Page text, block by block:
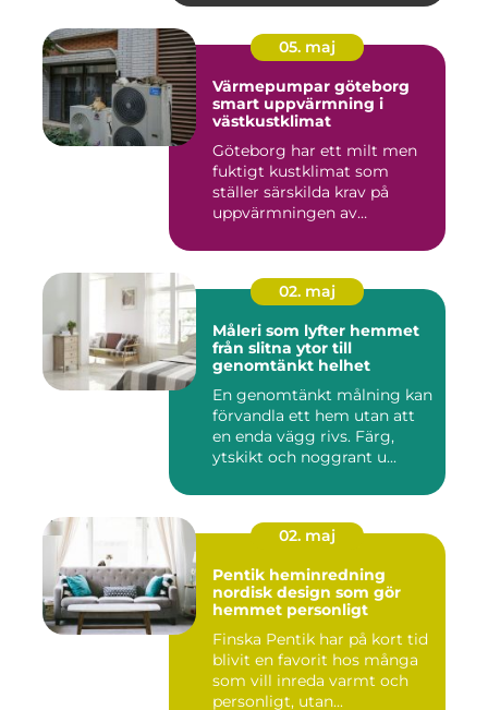
05. maj
Värmepumpar göteborg
smart uppvärmning i
västkustklimat
Göteborg har ett milt men
fuktigt kustklimat som
ställer särskilda krav på
uppvärmningen av
02. maj
Måleri som lyfter hemmet
från slitna ytor till
genomtänkt helhet
En genomtänkt målning kan
förvandla ett hem utan att
en enda vägg rivs. Färg,
ytskikt och noggrant u...
02. maj
Pentik heminredning
nordisk design som gör
hemmet personligt
Finska Pentik har på kort tid
blivit en favorit hos många
som vill inreda varmt och
personligt, utan...